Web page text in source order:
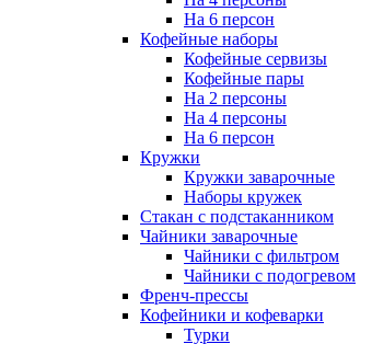
На 6 персон
Кофейные наборы
Кофейные сервизы
Кофейные пары
На 2 персоны
На 4 персоны
На 6 персон
Кружки
Кружки заварочные
Наборы кружек
Стакан с подстаканником
Чайники заварочные
Чайники с фильтром
Чайники с подогревом
Френч-прессы
Кофейники и кофеварки
Турки